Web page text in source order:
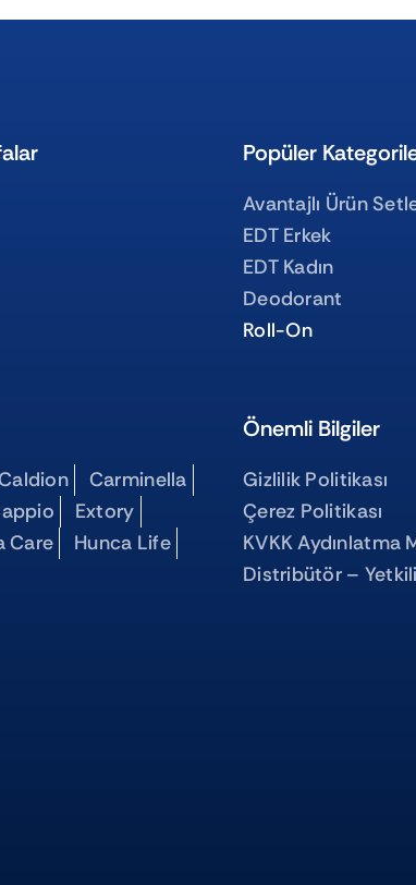
Popüler
Avantajlı Ürün
EDT Erkek
EDT Kadın
Deodorant
Roll-On
Carminella
Extory
Care Hunca Life
Önemli Bilgiler
Gizlilik Politikası
Çerez Politikası
KVKK Aydınlatma
Distribütör – Yetkili